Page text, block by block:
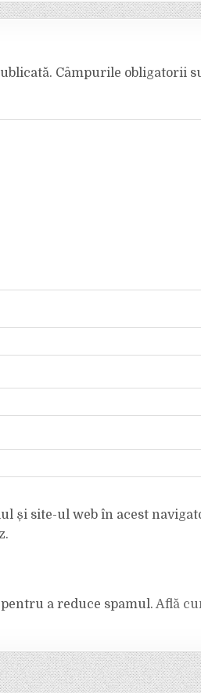
Câmpurile obligatorii
și site-ul web în acest
a reduce spamul. Află